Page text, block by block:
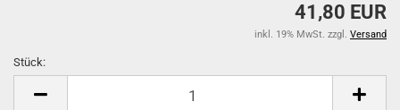
41,80 EUR
inkl. 19% MwSt. zzgl. Versand
Stück: